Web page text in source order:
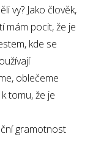
vy? Jako člověk,
mám pocit, že je
kde se
oblečeme
tomu, že je
gramotnost